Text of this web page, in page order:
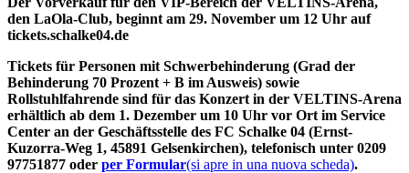
den LaOla-Club, beginnt am 29. November um 12 Uhr auf
tickets.schalke04.de
Tickets für Personen mit Schwerbehinderung (Grad der
Behinderung 70 Prozent + B im Ausweis) sowie
Rollstuhlfahrende sind für das Konzert in der VELTINS-Arena
erhältlich ab dem 1. Dezember um 10 Uhr vor Ort im Service
Center an der Geschäftsstelle des FC Schalke 04 (Ernst-
Kuzorra-Weg 1, 45891 Gelsenkirchen), telefonisch unter 0209
97751877 oder per Formular(si apre in una nuova scheda).